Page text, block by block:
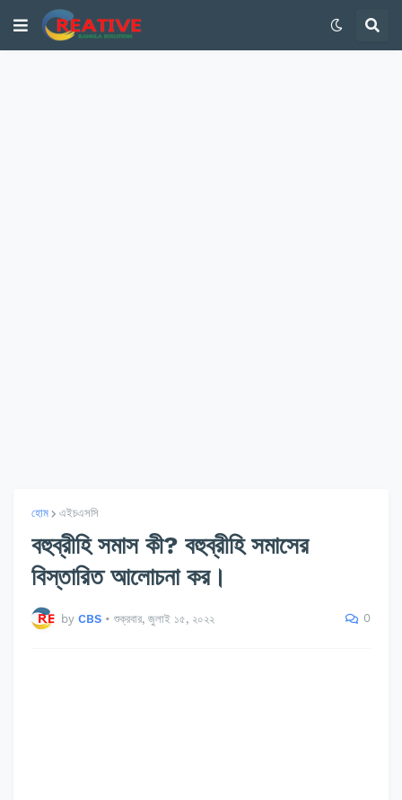
হোম এইচএসসি
বহুব্রীহি সমাস কী? বহুব্রীহি সমাসের
বিস্তারিত আলোচনা কর।
by CBS • শুক্রবার, জুলাই ১৫, ২০২২ 0